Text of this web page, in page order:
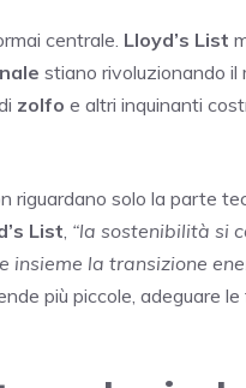
centrale. Lloyd’s List
stiano rivoluzionando
zolfo e altri inquinanti
riguardano solo la parte
List “la sostenibilità si
insieme la transizione
più piccole, adeguare